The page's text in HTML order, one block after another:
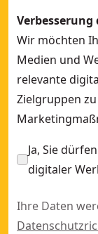
Verbesserung
Wir möchten
Medien und
relevante
Zielgruppen
Ja, Sie
digitaler
Ihre Daten